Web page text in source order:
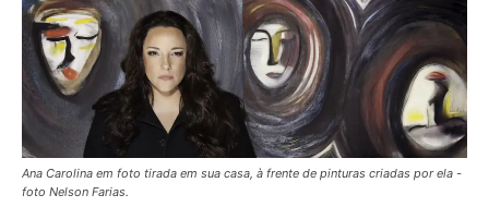
Ana Carolina em foto tirada em sua casa, à frente de pinturas criadas por ela -
foto Nelson Farias.